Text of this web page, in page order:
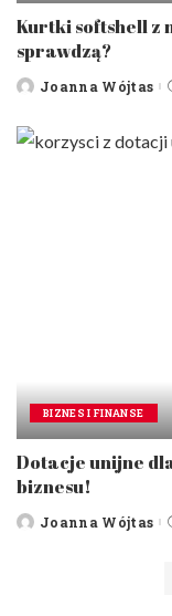
Kurtki softshell z
sprawdzą?
PostedJoanna Wójtas
BIZNES I FINANSE
Dotacje unijne
biznesu!
PostedJoanna Wójtas